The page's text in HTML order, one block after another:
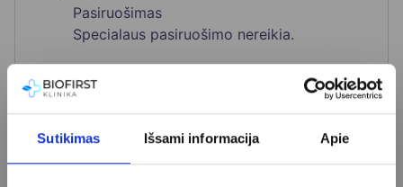
Sutikimas Išsami informacija Apie
Pasiruošimas
Specialaus pasiruošimo nereikia.
Kainoraštis
Neutrofilų citoplazmos antigenų antikūnų (angl. ANCA)